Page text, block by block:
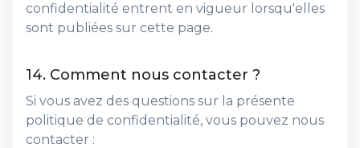
confidentialité entrent en vigueur lorsqu'elles
sont publiées sur cette page.
14. Comment nous contacter ?
Si vous avez des questions sur la présente
politique de confidentialité, vous pouvez nous
contacter :